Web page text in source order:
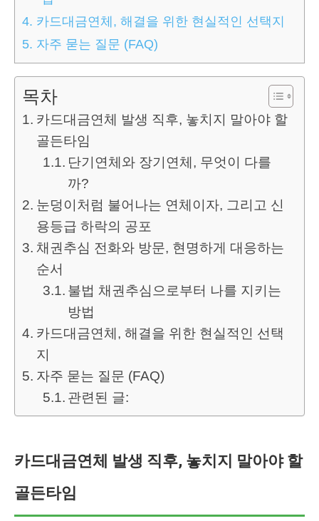
4. 카드대금연체, 해결을 위한 현실적인 선택지
5. 자주 묻는 질문 (FAQ)
목차
카드대금연체 발생 직후, 놓치지 말아야 할
골든타임
단기연체와 장기연체, 무엇이 다를
까?
눈덩이처럼 불어나는 연체이자, 그리고 신
용등급 하락의 공포
채권추심 전화와 방문, 현명하게 대응하는
순서
불법 채권추심으로부터 나를 지키는
방법
카드대금연체, 해결을 위한 현실적인 선택
지
자주 묻는 질문 (FAQ)
관련된 글:
카드대금연체 발생 직후, 놓치지 말아야 할
골든타임